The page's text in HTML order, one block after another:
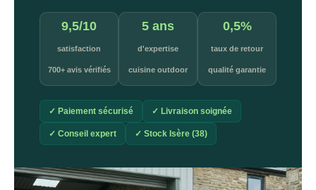
9,5/10
satisfaction
700+ avis vérifiés
5 ans
d'expertise
cuisine outdoor
0,5%
taux de retour
qualité garantie
✓ Paiement sécurisé ✓ Livraison soignée
✓ Conseil expert ✓ Stock Isère (38)